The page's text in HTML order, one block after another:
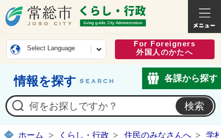
常総市公式ホームページ
くらし
Select Language
For Foreigners
外国人のかたへ
情報を探す 各課から探す
ホーム くらし・行政 住民のみなさんへ 学